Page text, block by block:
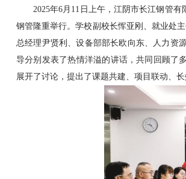
2025年6月11日上午，江阴市长江钢管
钢管隆重举行。学校副校长恽亚刚、就业处
总经理尹贤利、设备部部长欧向东、人力资
导分别发表了热情洋溢的讲话，共同回顾了
展开了讨论，提出了课题共建、项目联动、